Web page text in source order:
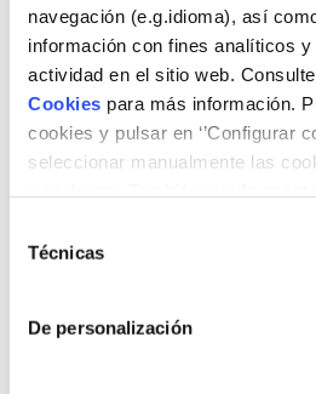
navegación (e.g.idioma), así
información con fines analíticos
actividad en el sitio web.
Cookies para más información.
cookies y pulsar en ‘’Configurar
seleccionar manualmente las
Técnicas
De personalización
El llibre repassa l’evolució de la
indústria del gas des dels seus
XVIII, fins a arribar a l’actualitat,
l’actualitat natural del gas, com
transport o de distribució de gas,